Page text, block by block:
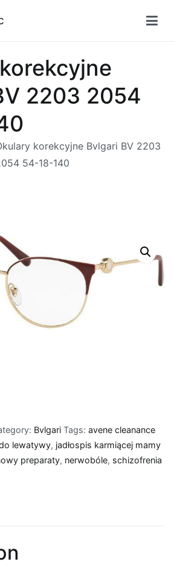
2203 2054
korekcyjne Bvlgari BV 2203
54-18-140
Bvlgari Tags: avene cleanance
lewatywy, jadłospis karmiącej mamy
preparaty, nerwobóle, schizofrenia